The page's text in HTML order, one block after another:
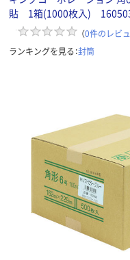
貼 1箱(1000枚入) 160503
（0件のレビ
ランキングを見る：封筒